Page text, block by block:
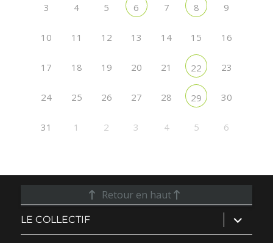
3 4 5 6 7 8 9
10 11 12 13 14 15 16
17 18 19 20 21 22 23
24 25 26 27 28 29 30
31 1 2 3 4 5 6
Retour en haut
LE COLLECTIF ouvrir
le
sous-